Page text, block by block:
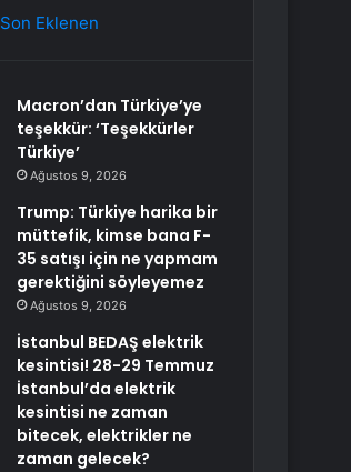
Son Eklenen
Macron’dan Türkiye’ye
teşekkür: ‘Teşekkürler
Türkiye’
Ağustos 9, 2026
Trump: Türkiye harika bir
müttefik, kimse bana F-
35 satışı için ne yapmam
gerektiğini söyleyemez
Ağustos 9, 2026
İstanbul BEDAŞ elektrik
kesintisi! 28-29 Temmuz
İstanbul’da elektrik
kesintisi ne zaman
bitecek, elektrikler ne
zaman gelecek?